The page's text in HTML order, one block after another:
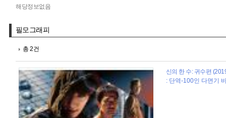
해당정보없음
필모그래피
총 2건
신의 한 수: 귀수편
: 단역-100인 다면기